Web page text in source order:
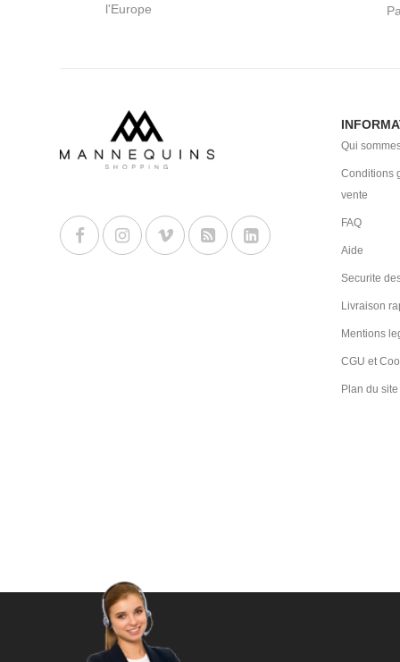
l'Europe
Qui
Conditions
vente
FAQ
Aide
Securite
Livraison
Mentions
CGU et
Plan du site